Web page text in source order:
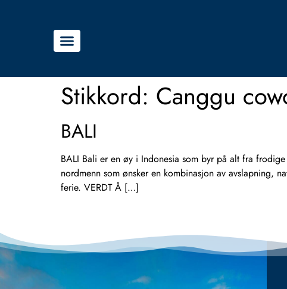
Stikkord: Canggu
BALI
BALI Bali er en øy i Indonesia som byr på alt fra
nordmenn som ønsker en kombinasjon av avslapning,
ferie. VERDT Å […]